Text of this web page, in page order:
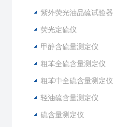
紫外荧光油品硫试验器
荧光定硫仪
甲醇含硫量测定仪
粗苯全硫含量测定仪
粗苯中全硫含量测定仪
轻油硫含量测定仪
硫含量测定仪